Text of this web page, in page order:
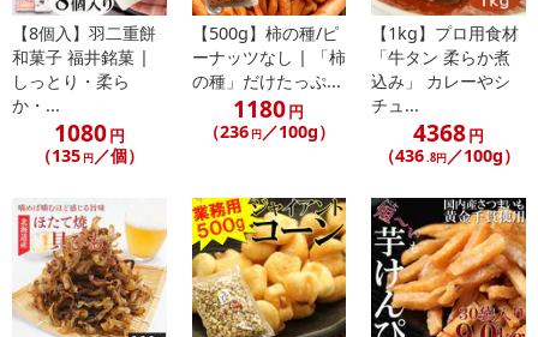
鶏肉、豚脂肪、豚肉、粉末水あめ、香辛料、食塩、ポークエキ
ス、調味料(アミノ酸等)、リン酸塩(Na)、酸化防止剤(ビタミンC)、
発色剤(硝酸K、亜硝酸Na)、(原材料の一部に牛肉、大豆を含む)
・注意事項：
直射日光をさけ、常温で保存してください。
注意事項
【賞味・消費期限のある商品について】
商品到着時点でのお日持ち期間は、配送日数などにより異なります
のでご了承ください。
【8個入】羽二重餅
和菓子 福井銘菓 |
しっとり・柔ら
か・...
1080円
（135 円／個）
【500g】柿の種/ピ
ーナッツなし | 「柿
の種」だけたっぷ...
1180円
（236 円／100g）
【1kg】プロ用食材
「牛タン 柔らか煮
込み」 カレーやシ
チュ...
4368円
（436 .8円／100g）